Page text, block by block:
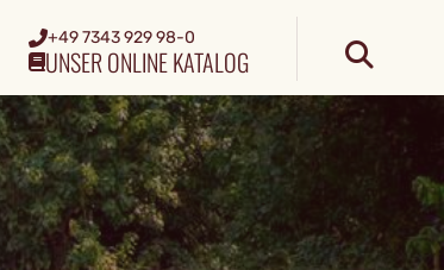
+49 7343 929 98-0
UNSER ONLINE KATALOG